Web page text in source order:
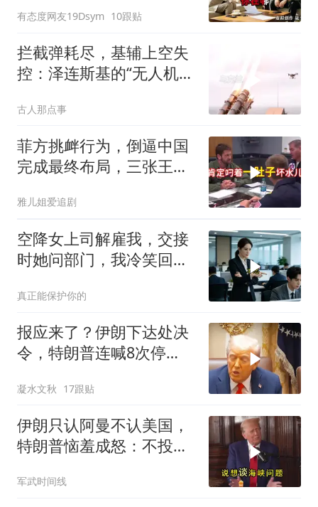
离婚
有态度网友19Dsym 10跟贴
拦截弹耗尽，基辅上空失
控：泽连斯基的“无人机神
古人那点事
菲方挑衅行为，倒逼中国
完成最终布局，三张王牌
雅儿姐爱追剧
空降女上司解雇我，交接
时她问部门，我冷笑回
真正能保护你的
报应来了？伊朗下达处决
令，特朗普连喊8次停
凝水文秋 17跟贴
伊朗只认阿曼不认美国，
特朗普恼羞成怒：不投降
军武时间线